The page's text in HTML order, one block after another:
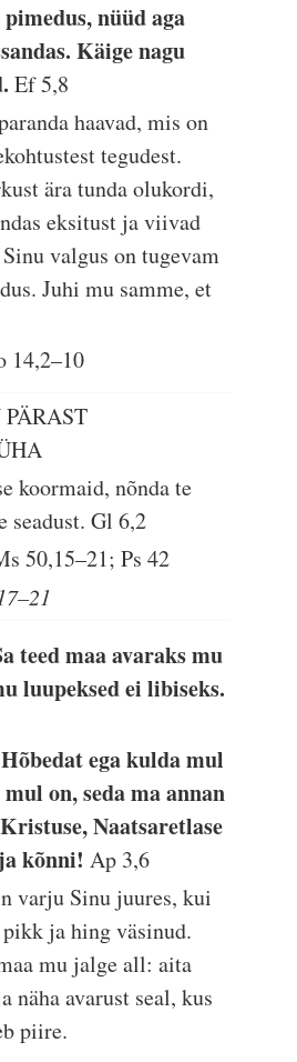
nüüd aga
Käige nagu
Ef 5,8
haavad, mis on
tegudest.
ära tunda olukordi,
eksitust ja viivad
valgus on tugevam
Juhi mu samme, et
14,2–10
koormaid, nõnda te
seadust.Gl 6,2
50,15–21; Ps 42
teed maa avaraks mu
luupeksed ei libiseks.
ega kulda mul
on, seda ma annan
Naatsaretlase
kõnni!Ap 3,6
varju Sinu juures, kui
ja hing väsinud.
mu jalge all: aita
näha avarust seal, kus
piire.